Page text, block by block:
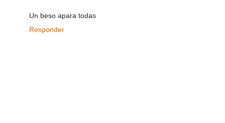
Un beso apara todas
Responder